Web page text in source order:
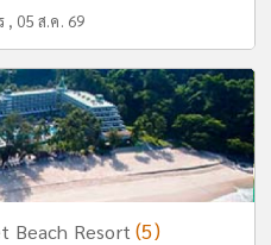
, 05 ส.ค. 69
Beach Resort(5)